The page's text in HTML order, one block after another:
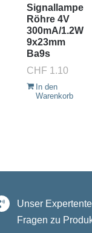
Signallampe
Röhre 4V
300mA/1.2W
9x23mm
Ba9s
CHF 1.10
In den
Warenkorb
Unser
Fragen zu